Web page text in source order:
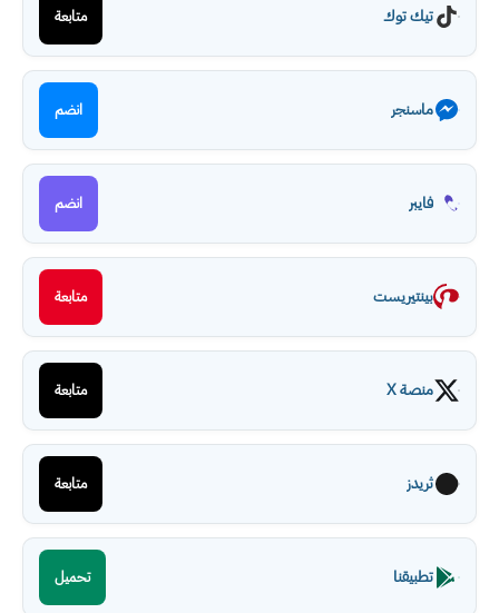
تيك توك متابعة
ماسنجر انضم
فايبر انضم
بينتيريست متابعة
منصة X متابعة
ثريدز متابعة
تطبيقنا تحميل